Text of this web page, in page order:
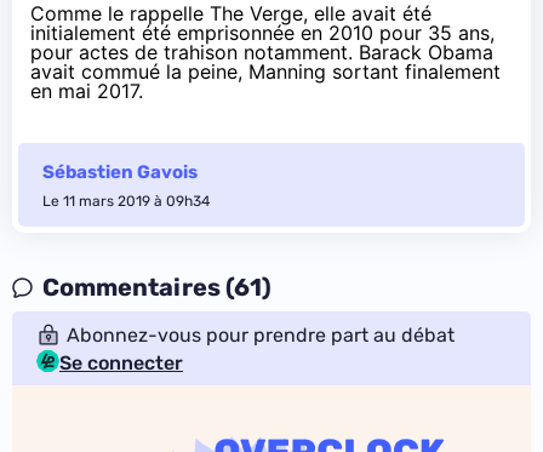
Comme le rappelle The Verge, elle avait été
initialement été emprisonnée en 2010 pour 35 ans,
pour actes de trahison notamment. Barack Obama
avait commué la peine, Manning sortant finalement
en mai 2017.
Sébastien Gavois
Le 11 mars 2019 à 09h34
Commentaires (61)
Abonnez-vous pour prendre part au débat
Se connecter